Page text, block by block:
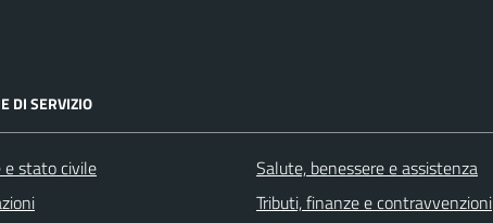
DI SERVIZIO
e stato civile
Salute, benessere e assistenza
Tributi, finanze e contravvenzioni